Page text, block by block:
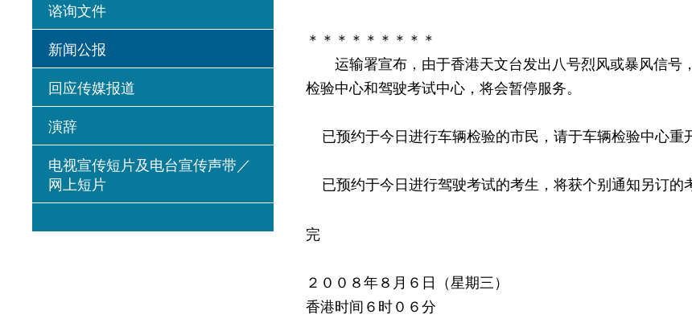
谘询文件
新闻公报
回应传媒报道
演辞
电视宣传短片及电台宣传声带／
网上短片
＊＊＊＊＊＊＊＊＊
运输署宣布，由于香港天文台发出八号烈风或暴风信号
检验中心和驾驶考试中心，将会暂停服务。
已预约于今日进行车辆检验的市民，请于车辆检验中心重
已预约于今日进行驾驶考试的考生，将获个别通知另订的
完
２００８年８月６日（星期三）
香港时间６时０６分